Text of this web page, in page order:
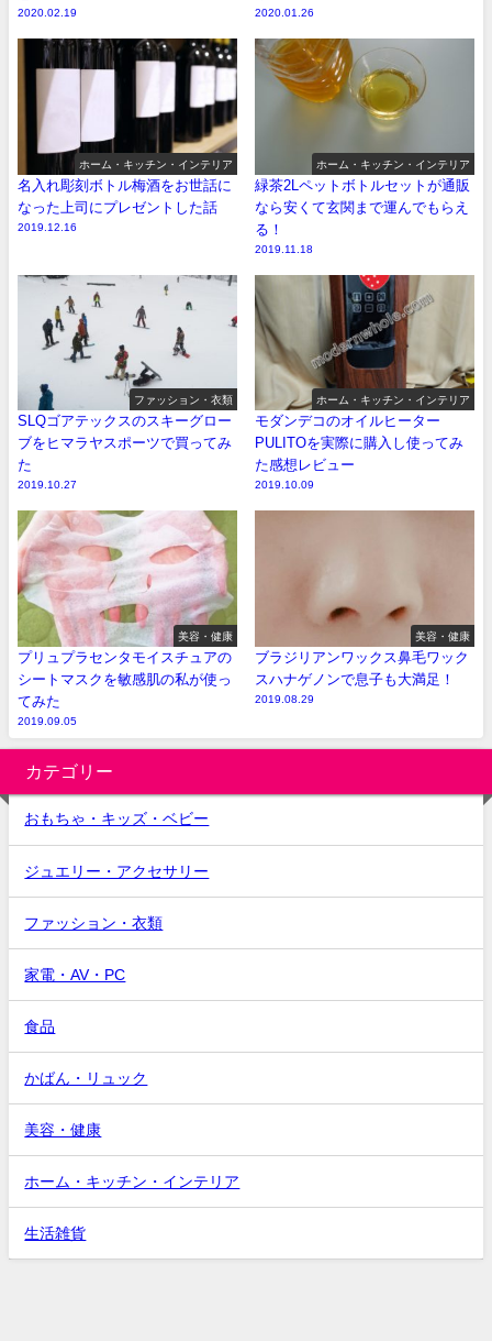
2020.02.19 2020.01.26
ホーム・キッチン・インテリア
名入れ彫刻ボトル梅酒をお世話に
なった上司にプレゼントした話
2019.12.16
ホーム・キッチン・インテリア
緑茶2Lペットボトルセットが通販
なら安くて玄関まで運んでもらえ
る！
2019.11.18
ファッション・衣類
SLQゴアテックスのスキーグロー
ブをヒマラヤスポーツで買ってみ
た
2019.10.27
ホーム・キッチン・インテリア
モダンデコのオイルヒーター
PULITOを実際に購入し使ってみ
た感想レビュー
2019.10.09
美容・健康
プリュプラセンタモイスチュアの
シートマスクを敏感肌の私が使っ
てみた
2019.09.05
美容・健康
ブラジリアンワックス鼻毛ワック
スハナゲノンで息子も大満足！
2019.08.29
カテゴリー
おもちゃ・キッズ・ベビー
ジュエリー・アクセサリー
ファッション・衣類
家電・AV・PC
食品
かばん・リュック
美容・健康
ホーム・キッチン・インテリア
生活雑貨